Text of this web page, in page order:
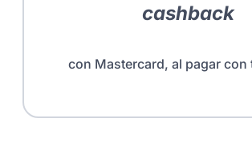
cashback
con Mastercard, al pagar con